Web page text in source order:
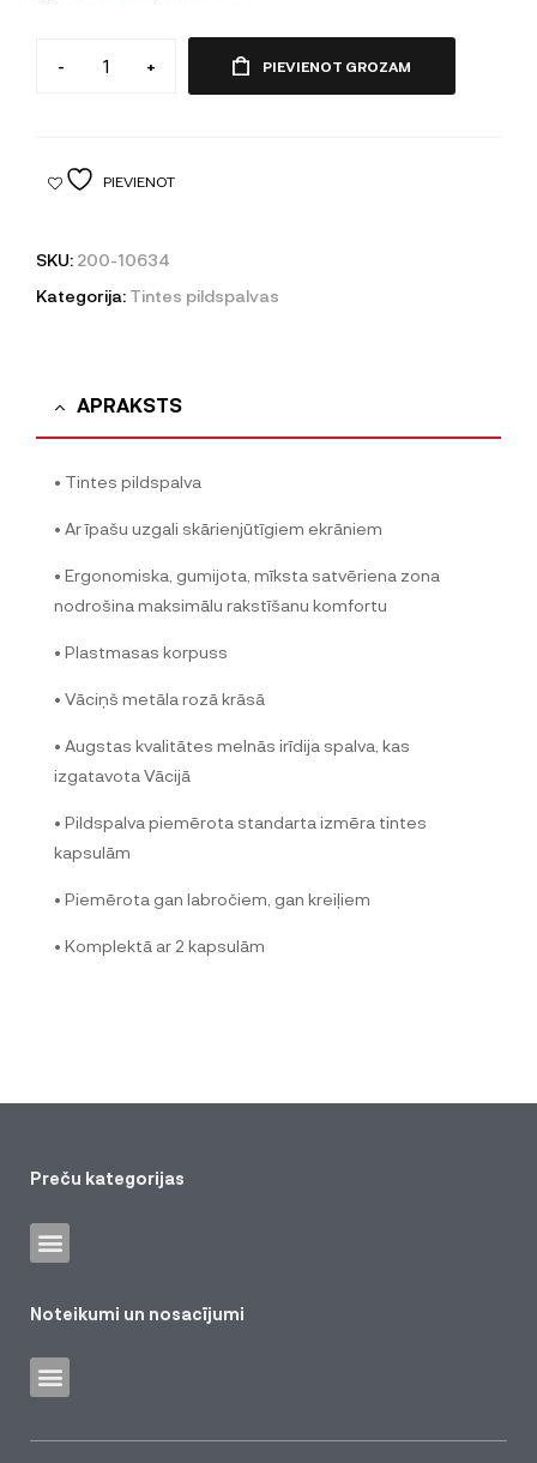
- + PIEVIENOT GROZAM
PIEVIENOT
SKU: 200-10634
Kategorija: Tintes pildspalvas
APRAKSTS
• Tintes pildspalva
• Ar īpašu uzgali skārienjūtīgiem ekrāniem
• Ergonomiska, gumijota, mīksta satvēriena zona
nodrošina maksimālu rakstīšanu komfortu
• Plastmasas korpuss
• Vāciņš metāla rozā krāsā
• Augstas kvalitātes melnās irīdija spalva, kas
izgatavota Vācijā
• Pildspalva piemērota standarta izmēra tintes
kapsulām
• Piemērota gan labročiem, gan kreiļiem
• Komplektā ar 2 kapsulām
Preču kategorijas
Noteikumi un nosacījumi